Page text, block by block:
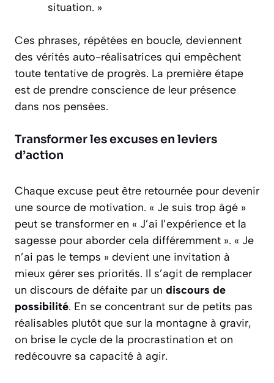
situation. »
Ces phrases, répétées en boucle, deviennent
des vérités auto-réalisatrices qui empêchent
toute tentative de progrès. La première étape
est de prendre conscience de leur présence
dans nos pensées.
Transformer les excuses en leviers
d’action
Chaque excuse peut être retournée pour devenir
une source de motivation. « Je suis trop âgé »
peut se transformer en « J’ai l’expérience et la
sagesse pour aborder cela différemment ». « Je
n’ai pas le temps » devient une invitation à
mieux gérer ses priorités. Il s’agit de remplacer
un discours de défaite par un discours de
possibilité. En se concentrant sur de petits pas
réalisables plutôt que sur la montagne à gravir,
on brise le cycle de la procrastination et on
redécouvre sa capacité à agir.